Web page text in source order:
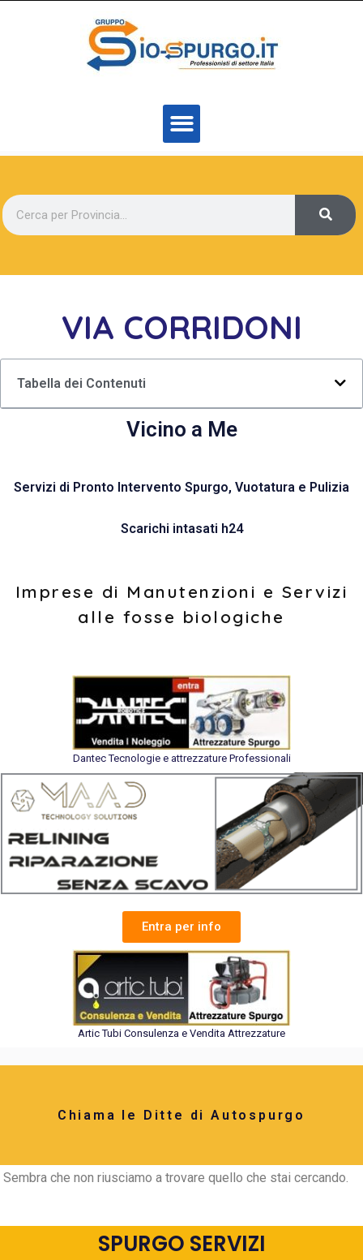
VIA CORRIDONI
Tabella dei Contenuti
Vicino a Me
Servizi di Pronto Intervento Spurgo, Vuotatura e Pulizia
Scarichi intasati h24
Imprese di Manutenzioni e Servizi
alle fosse biologiche
Dantec Tecnologie e attrezzature Professionali
Entra per info
Artic Tubi Consulenza e Vendita Attrezzature
Chiama le Ditte di Autospurgo
Sembra che non riusciamo a trovare quello che stai cercando.
SPURGO SERVIZI